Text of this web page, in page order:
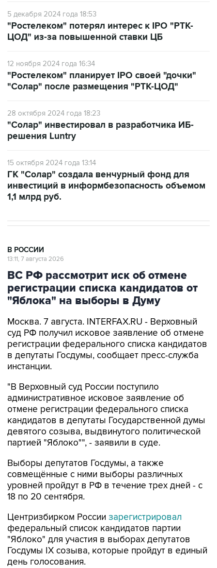
5 декабря 2024 года 18:53
"Ростелеком" потерял интерес к IPO "РТК-
ЦОД" из-за повышенной ставки ЦБ
12 ноября 2024 года 16:34
"Ростелеком" планирует IPO своей "дочки"
"Солар" после размещения "РТК-ЦОД"
28 октября 2024 года 18:23
"Солар" инвестировал в разработчика ИБ-
решения Luntry
15 октября 2024 года 13:14
ГК "Солар" создала венчурный фонд для
инвестиций в информбезопасность объемом
1,1 млрд руб.
В РОССИИ
13:11, 7 августа 2026
ВС РФ рассмотрит иск об отмене
регистрации списка кандидатов от
"Яблока" на выборы в Думу
Москва. 7 августа. INTERFAX.RU - Верховный
суд РФ получил исковое заявление об отмене
регистрации федерального списка кандидатов
в депутаты Госдумы, сообщает пресс-служба
инстанции.
"В Верховный суд России поступило
административное исковое заявление об
отмене регистрации федерального списка
кандидатов в депутаты Государственной думы
девятого созыва, выдвинутого политической
партией "Яблоко"", - заявили в суде.
Выборы депутатов Госдумы, а также
совмещённые с ними выборы различных
уровней пройдут в РФ в течение трех дней - с
18 по 20 сентября.
Центризбирком России зарегистрировал
федеральный список кандидатов партии
"Яблоко" для участия в выборах депутатов
Госдумы IX созыва, которые пройдут в единый
день голосования.